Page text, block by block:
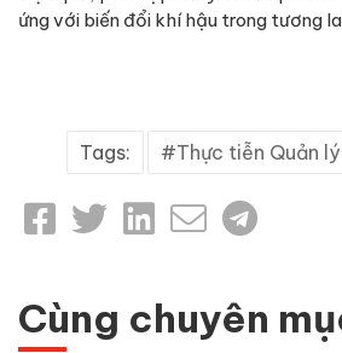
ứng với biến đổi khí hậu trong tương
Tags: Thực tiễn Quản lý
Cùng chuyên